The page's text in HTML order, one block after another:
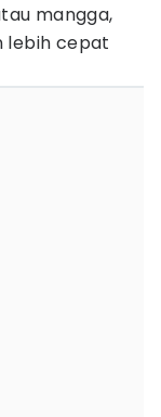
mangga,
lebih cepat